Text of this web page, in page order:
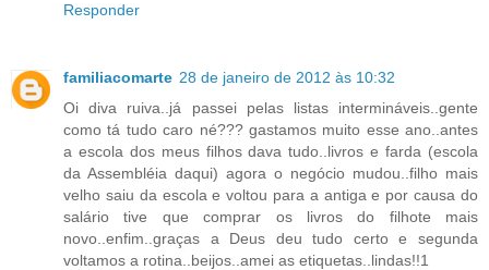
Responder
familiacomarte 28 de janeiro de 2012 às 10:32
Oi diva ruiva..já passei pelas listas intermináveis..gente
como tá tudo caro né??? gastamos muito esse ano..antes
a escola dos meus filhos dava tudo..livros e farda (escola
da Assembléia daqui) agora o negócio mudou..filho mais
velho saiu da escola e voltou para a antiga e por causa do
salário tive que comprar os livros do filhote mais
novo..enfim..graças a Deus deu tudo certo e segunda
voltamos a rotina..beijos..amei as etiquetas..lindas!!1